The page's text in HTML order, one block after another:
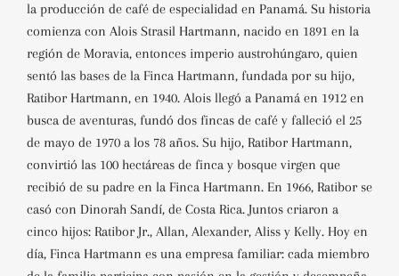
la producción de café de especialidad en Panamá. Su historia
comienza con Alois Strasil Hartmann, nacido en 1891 en la
región de Moravia, entonces imperio austrohúngaro, quien
sentó las bases de la Finca Hartmann, fundada por su hijo,
Ratibor Hartmann, en 1940. Alois llegó a Panamá en 1912 en
busca de aventuras, fundó dos fincas de café y falleció el 25
de mayo de 1970 a los 78 años. Su hijo, Ratibor Hartmann,
convirtió las 100 hectáreas de finca y bosque virgen que
recibió de su padre en la Finca Hartmann. En 1966, Ratibor se
casó con Dinorah Sandí, de Costa Rica. Juntos criaron a
cinco hijos: Ratibor Jr., Allan, Alexander, Aliss y Kelly. Hoy en
día, Finca Hartmann es una empresa familiar: cada miembro